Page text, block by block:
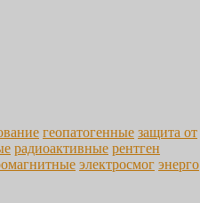
геопатогенные защита от
радиоактивные рентген
электросмог энерго